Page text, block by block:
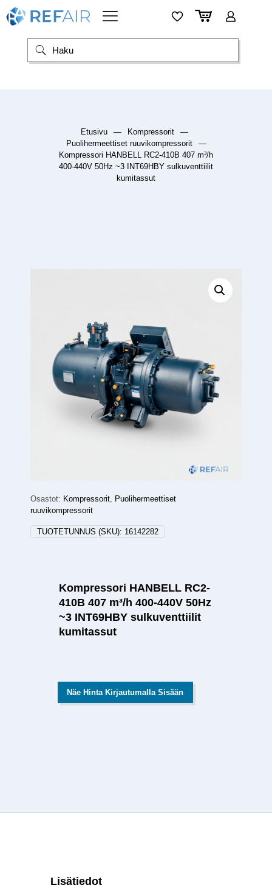
Etusivu — Kompressorit
—
Puolihermeettiset ruuvikompressorit
—
Kompressori HANBELL RC2-410B 407 m³/h
400-440V 50Hz ~3 INT69HBY sulkuventtiilit
kumitassut
Osastot: Kompressorit, Puolihermeettiset
ruuvikompressorit
TUOTETUNNUS (SKU): 16142282
Kompressori HANBELL RC2-
410B 407 m³/h 400-440V 50Hz
~3 INT69HBY sulkuventtiilit
kumitassut
Näe Hinta Kirjautumalla Sisään
Lisätiedot